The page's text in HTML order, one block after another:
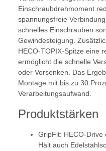
Einschraubdrehmoment
spannungsfreie
schnelles Einschrauben
Gewindesteigung.
HECO-TOPIX-Spitze eine
ermöglicht die schnelle
oder Vorsenken. Das
Montage mit bis zu 30
Verarbeitungsaufwand.
Produktstärken
GripFit: HECO-Drive
Hält auch